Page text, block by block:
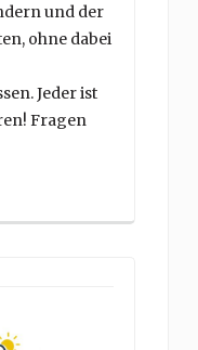
und der
ohne dabei
Jeder ist
Fragen